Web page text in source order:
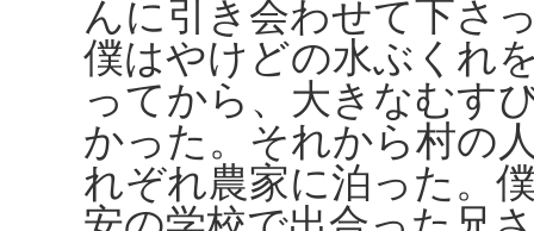
んに引き会わせて下さ
僕はやけどの水ぶくれ
ってから、大きなむす
かった。それから村の
れぞれ農家に泊った。